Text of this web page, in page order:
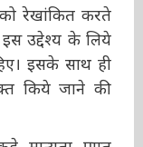
जिला स्तर पर
बनाया जाना
को
प्राप्त